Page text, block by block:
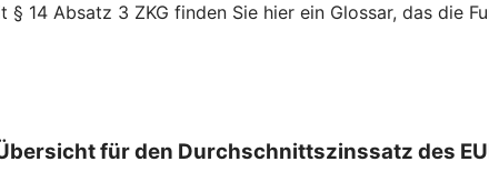
§ 14 Absatz 3 ZKG finden Sie hier ein Glossar, das die
für den Durchschnittszinssatz des